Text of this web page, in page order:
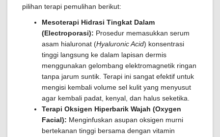
pilihan terapi pemulihan berikut:
Mesoterapi Hidrasi Tingkat Dalam
(Electroporasi): Prosedur memasukkan serum
asam hialuronat (Hyaluronic Acid) konsentrasi
tinggi langsung ke dalam lapisan dermis
menggunakan gelombang elektromagnetik ringan
tanpa jarum suntik. Terapi ini sangat efektif untuk
mengisi kembali volume sel kulit yang menyusut
agar kembali padat, kenyal, dan halus seketika.
Terapi Oksigen Hiperbarik Wajah (Oxygen
Facial): Menginfuskan asupan oksigen murni
bertekanan tinggi bersama dengan vitamin